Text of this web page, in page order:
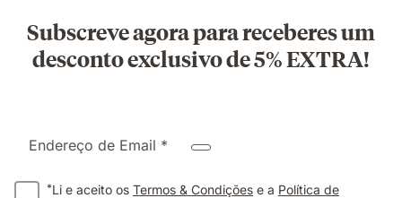
Subscreve agora para receberes um
desconto exclusivo de 5% EXTRA!
Endereço de Email *
*Li e aceito os Termos & Condições e a Política de